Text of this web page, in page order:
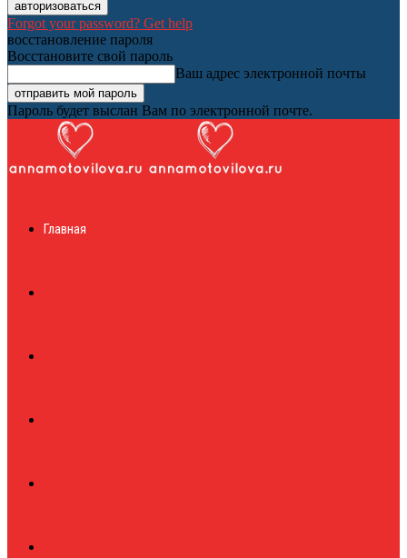
Forgot your password? Get help
восстановление пароля
Восстановите свой пароль
Ваш адрес электронной почты
Пароль будет выслан Вам по электронной почте.
журналГлавная